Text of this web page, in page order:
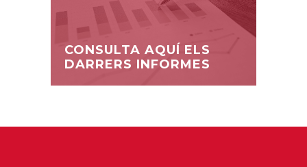
CONSULTA AQUÍ ELS
DARRERS INFORMES